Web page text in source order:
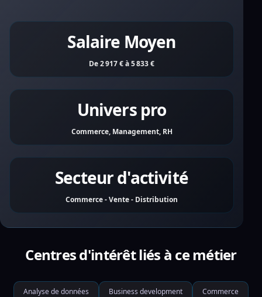
Salaire Moyen
De 2 917 € à 5 833 €
Univers pro
Commerce, Management, RH
Secteur d'activité
Commerce - Vente - Distribution
Centres d'intérêt liés à ce métier
Analyse de données Business development Commerce